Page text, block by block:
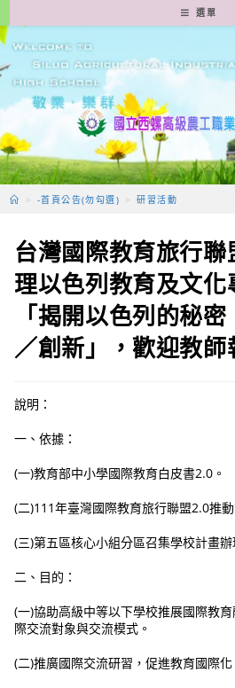
轉
至
要
容
選單
> -首頁公告(勿勾選) > 研習活動
台灣國際教育旅行
理以色列教育及文
「揭開以色列的秘
／創新」，歡迎教師
說明：
一、依據：
(一)教育部中小學國際教育白皮書2.0。
(二)111年臺灣國際教育旅行聯盟2.0推動
(三)第五區核心小組分區召集學校計畫辦
二、目的：
(一)協助高級中等以下學校推展國際教
際交流對象與交流模式。
(二)推廣國際交流研習，促進教育國際化